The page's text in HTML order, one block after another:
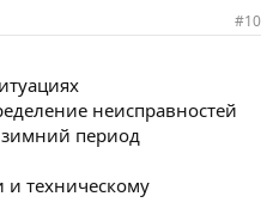
#10
неисправностей
зимний период
и техническому